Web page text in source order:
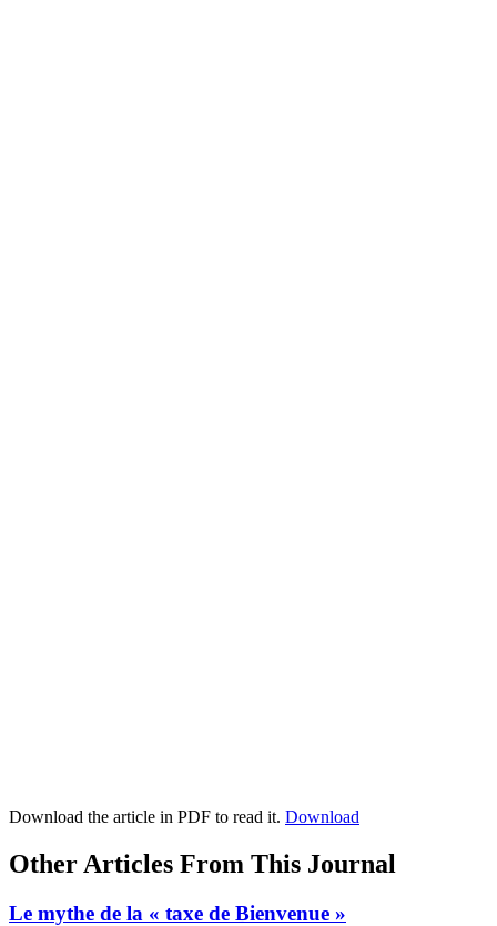
Download the article in PDF to read it. Download
Other Articles From This Journal
Le mythe de la « taxe de Bienvenue »